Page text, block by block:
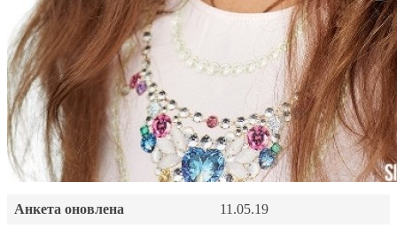
Анкета оновлена
11.05.19